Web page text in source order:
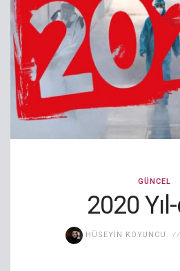
GÜNCEL
2020
HÜSEYIN KOYUNCU